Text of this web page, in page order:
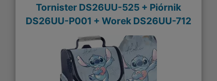
Tornister DS26UU-525 + Piórnik
DS26UU-P001 + Worek DS26UU-712